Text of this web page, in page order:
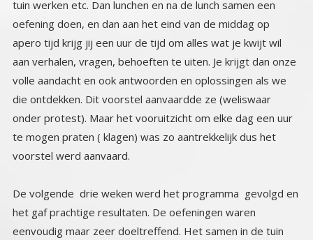
voorstel werd aanvaard.
De volgende drie weken werd het programma gevolgd en
het gaf prachtige resultaten. De oefeningen waren
eenvoudig maar zeer doeltreffend. Het samen in de tuin
werken, of mediteren of lezen, was aangenaam, en de
behoefte om veel te praten ( klagen) werd na een paar
dagen minder. We deden veel samen en haar toestand
verbeterde. Ze werd vrolijker creatiever, begon zelfs
schilderijen te maken. Maar na een aantal dagen kwam het
slachtoffer in haar natuurlijk aandacht te kort. Want het
klagen werd niet gevoed. Dus op een bepaald moment
kwam het ‘slachtoffer’ of zoals Eckhart Tolle het noemt ‘het
pijnlichaam’ plots geheel onverwacht en met een geweldige
dramatiek tevoorschijn. En er was niet mee te praten. Het
was één stroom, zelfmedelijden, klagen en ze was niet tot
rede te brengen. Wat dat deed met ons, op den duur
werden we boos. Het was allemaal zo onredelijk en
onzinnig wat er te berde werd gebracht en elk
tegenargument werd van tafel geveegd. Het was een
slopende ervaring. Tot ik het inzicht kreeg dat dit haar
pijnlichaam was, wat ‘voeding’ nodig had. En pijnlichamen
voeden zich met drama. Ik brak het gejammer op een
autoritaire wijze af. En dwong haar tot stilte en luisteren, en
ik las haar het hele hoofdstuk voor van het pijnlichaam. Het
kalmeerde haar, ze kon niet ontkennen dat dit met haar aan
de hand was, en ik liet haar nadat ze wat was bekomen van
het door haar gecreëerde drama het hoofdstuk zelf lezen.
De duidelijkheid die dit schiep, hielp ons de rest van de drie
weken om op dit soort momenten, op een heldere
waarnemende manier te reageren en niet mee of in te gaan